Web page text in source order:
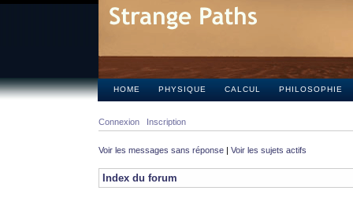
HOME PHYSIQUE CALCUL PHILOSOPHIE
Connexion Inscription
Voir les messages sans réponse | Voir les sujets actifs
Index du forum